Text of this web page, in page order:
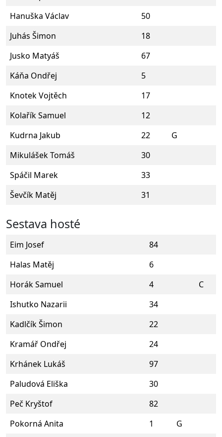
Hanuška Václav
50
Juhás Šimon
18
Jusko Matyáš
67
Káňa Ondřej
5
Knotek Vojtěch
17
Kolařík Samuel
12
Kudrna Jakub
22
G
Mikulášek Tomáš
30
Spáčil Marek
33
Ševčík Matěj
31
Sestava hosté
Eim Josef
84
Halas Matěj
6
Horák Samuel
4
C
Ishutko Nazarii
34
Kadlčík Šimon
22
Kramář Ondřej
24
Krhánek Lukáš
97
Paludová Eliška
30
Peč Kryštof
82
Pokorná Anita
1
G